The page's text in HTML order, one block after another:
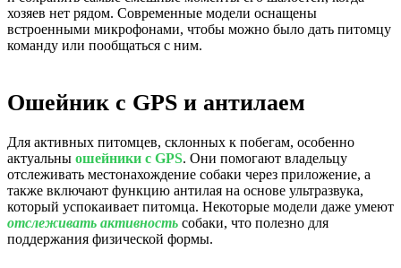
хозяев нет рядом. Современные модели оснащены
встроенными микрофонами, чтобы можно было дать питомцу
команду или пообщаться с ним.
Ошейник с GPS и антилаем
Для активных питомцев, склонных к побегам, особенно
актуальны ошейники с GPS. Они помогают владельцу
отслеживать местонахождение собаки через приложение, а
также включают функцию антилая на основе ультразвука,
который успокаивает питомца. Некоторые модели даже умеют
отслеживать активность собаки, что полезно для
поддержания физической формы.